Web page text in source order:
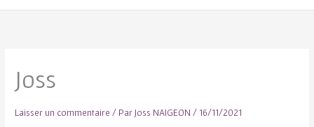
Joss
Laisser un commentaire / Par Joss NAIGEON / 16/11/2021